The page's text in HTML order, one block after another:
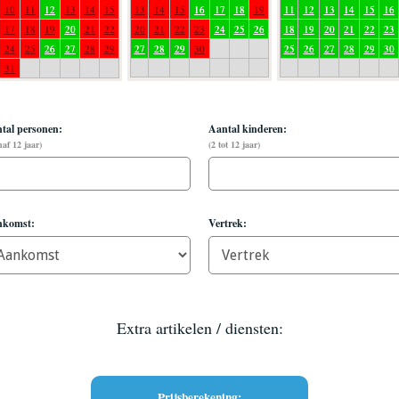
10 11 12 13 14
15
17 18 19 20 21
22
24 25 26 27 28
29
31
13 14 15 16 17 18
19
20
21 22 23 24 25
26
27
28 29 30
11 12 13 14 15 16
18
19 20 21 22 23
25
26 27 28 29 30
personen:
12 jaar)
Aantal kinderen:
(2 tot 12 jaar)
Vertrek:
Extra artikelen / diensten: